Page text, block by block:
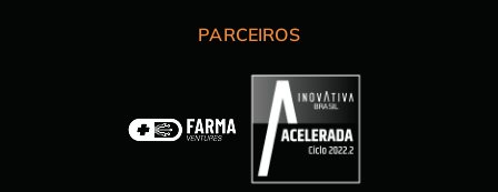
PARCEIROS